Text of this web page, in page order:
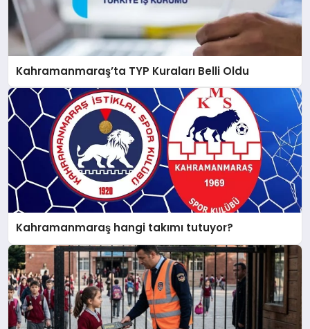
Kahramanmaraş’ta TYP Kuraları Belli Oldu
Kahramanmaraş hangi takımı tutuyor?